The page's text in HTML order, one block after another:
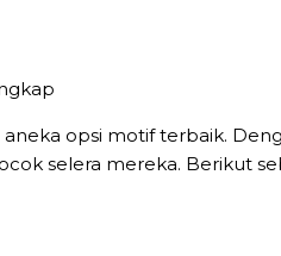
opsi motif terbaik.
selera mereka. Berikut